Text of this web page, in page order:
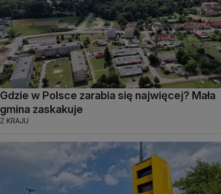
Gdzie w Polsce zarabia się najwięcej? Mała
gmina zaskakuje
Z KRAJU